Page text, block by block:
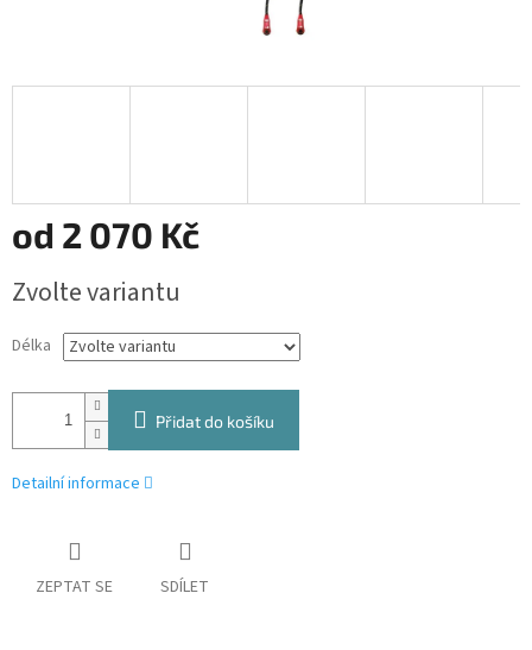
od 2 070 Kč
cena:
Zvolte variantu
Délka
Přidat do košíku
Detailní informace
ZEPTAT SE SDÍLET